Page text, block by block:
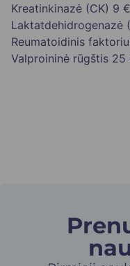
Kreatinkinazė (CK) 9 €
Laktatdehidrogenazė
Reumatoidinis
Valproininė rūgštis 25